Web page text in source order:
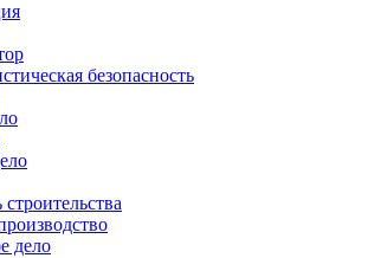
безопасность
дело